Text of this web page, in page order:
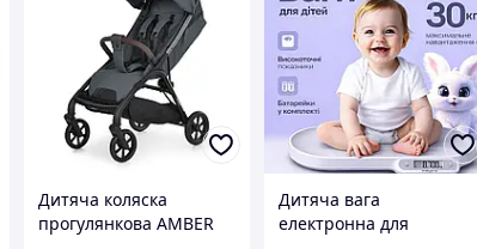
Дитяча коляска
прогулянкова AMBER
Дитяча вага
електронна для